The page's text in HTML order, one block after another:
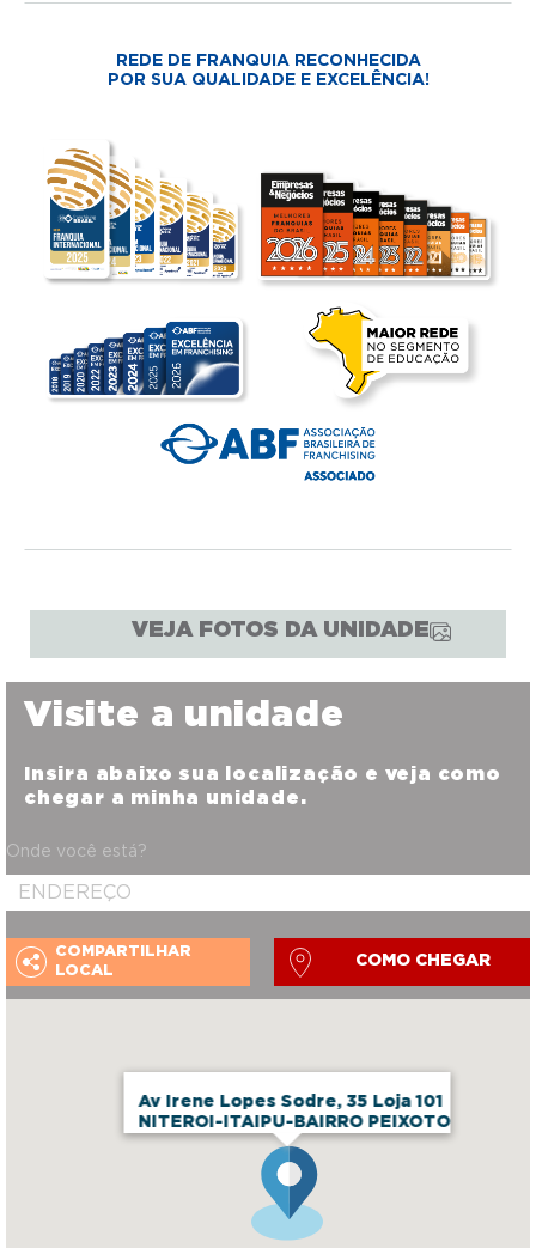
REDE DE FRANQUIA RECONHECIDA
POR SUA QUALIDADE E EXCELÊNCIA!
VEJA FOTOS DA UNIDADE
Av Irene Lopes Sodre, 35 Loja 101
NITEROI-ITAIPU-BAIRRO PEIXOTO
Visite a unidade
Insira abaixo sua localização e veja como
chegar a minha unidade.
Onde você está?
COMPARTILHAR
LOCAL
COMO CHEGAR